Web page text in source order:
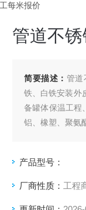
每米报价
管道不
简要描述： 管道
铁、白铁安装外
备罐体保温工程
铝、橡塑、聚氨
产品型号：
厂商性质： 工程